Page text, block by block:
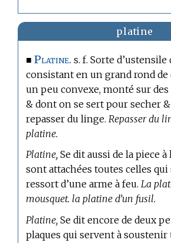
platine
■Platine. s. f. Sorte d’ustensile
consistant en un grand rond
un peu convexe, monté sur des
& dont on se sert pour secher
repasser du linge. Repasser du
platine.
Platine, Se dit aussi de la piece
sont attachées toutes celles qui
ressort d’une arme à feu.La
mousquet. la platine d’un fusil.
Platine, Se dit encore de deux
plaques qui servent à soustenir